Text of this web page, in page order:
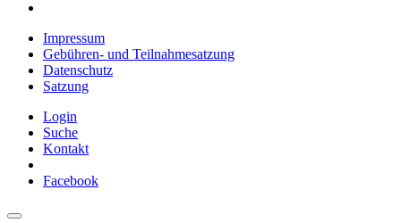
Impressum
Gebühren- und Teilnahmesatzung
Datenschutz
Satzung
Login
Suche
Kontakt
Facebook